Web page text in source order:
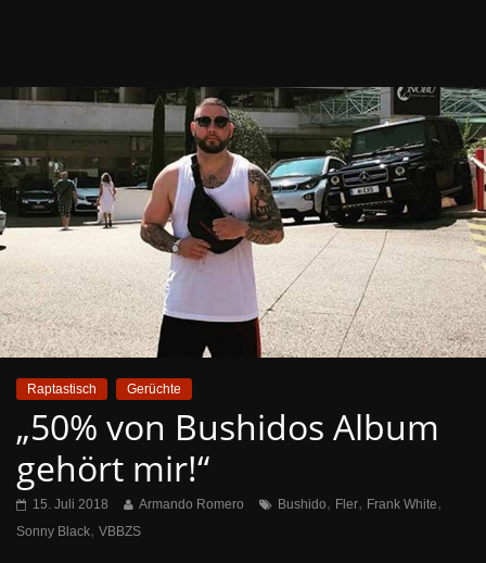
Raptastisch Gerüchte
„50% von Bushidos Album
gehört mir!“
15. Juli 2018 Armando Romero Bushido, Fler, Frank White,
Sonny Black, VBBZS